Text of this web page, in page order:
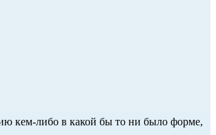
кем-либо в какой бы то ни было форме,